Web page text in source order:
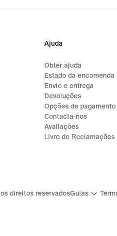
Ajuda
Obter ajuda
Estado da encomenda
Envio e entrega
Devoluções
Opções de pagamento
Contacta-nos
Avaliações
Livro de Reclamações
direitos reservadosGuias